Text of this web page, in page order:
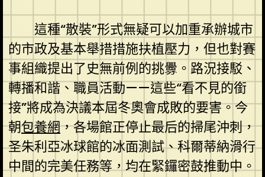
這種“散裝”形式無疑可以加重承辦城市
的市政及基本舉措措施扶植壓力，但也對賽
事組織提出了史無前例的挑釁。路況接駁、
轉播和諧、職員活動——這些“看不見的銜
接”將成為決議本屆冬奧會成敗的要害。今
朝包養網，各場館正停止最后的掃尾沖刺，
圣朱利亞冰球館的冰面測試、科爾蒂納滑行
中間的完美任務等，均在緊鑼密鼓推動中。